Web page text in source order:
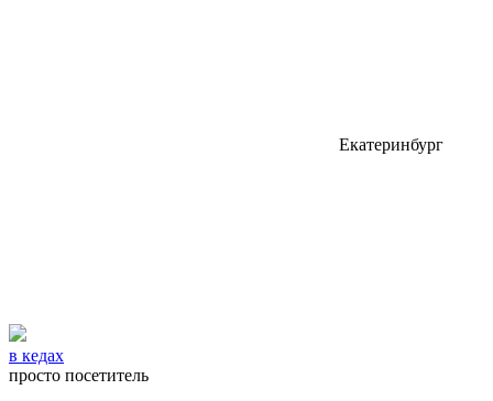
Екатеринбург
в кедах
просто посетитель